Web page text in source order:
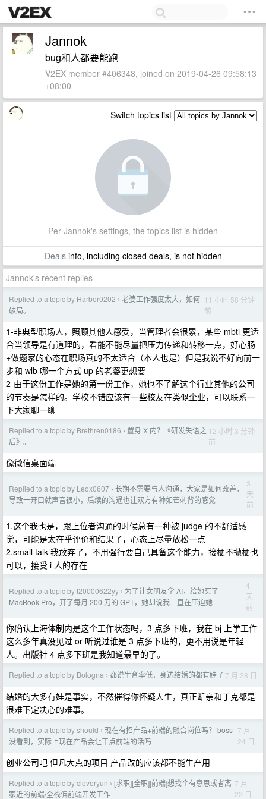
Jannok
bug和人都要能跑
V2EX member #406348, joined on 2019-04-26 09:58:13
+08:00
Switch topics list
Per Jannok's settings, the topics list is hidden
Dealsinfo, including closed deals, is not hidden
Jannok's recent replies
Replied to a topic by Harbor0202 › 老婆工作强度太大，如何
破局。
11 小时 58 分钟
前
1-非典型职场人，照顾其他人感受，当管理者会很累，某些 mbti 更适
合当领导是有道理的，看能不能尽量把压力传递和转移一点，好心肠
+做题家的心态在职场真的不太适合（本人也是）但是我说不好向前一
步和 wlb 哪一个方式 up 的老婆更想要
2-由于这份工作是她的第一份工作，她也不了解这个行业其他的公司
的节奏是怎样的。学校不错应该有一些校友在类似企业，可以联系一
下大家聊一聊
Replied to a topic by Brethren0186 › 置身 X 内？《研发失语之
后》。
12 小时 3 分钟
前
像微信桌面端
Replied to a topic by Leox0607 › 长期不需要与人沟通，大家是如何改善，
导致一开口就声音很小，后续的沟通也让双方有种如芒刺背的感觉
3
天
前
1.这个我也是，跟上位者沟通的时候总有一种被 judge 的不舒适感
觉，可能是太在乎评价和结果了，心态上尽量放松一点
2.small talk 我放弃了，不用强行要自己具备这个能力，接梗不抛梗也
可以，接受 i 人的存在
Replied to a topic by t20000622yy › 为了让女朋友学 AI，给她买了
MacBook Pro，开了每月 200 刀的 GPT，她却说我一直在压迫她
4
天
前
你确认上海体制内是这个工作状态吗，3 点多下班，我在 bj 上学工作
这么多年真没见过 or 听说过谁是 3 点多下班的，更不用说是年轻
人。出版社 4 点多下班是我知道最早的了。
Replied to a topic by Bologna › 都说生育率低，身边结婚的都有娃了 7 月 28 日
结婚的大多有娃是事实，不然催得你怀疑人生，真正断亲和丁克都是
很难下定决心的难事。
Replied to a topic by should › 现在有招产品+前端的融合岗位吗？ boss
没看到，实际上现在产品会让干点前端的活吗
7 月
24 日
创业公司吧 但凡大点的项目 产品改的应该都不能生产用
Replied to a topic by cleveryun › [求职][全职][前端]想找个有意思或者离
家近的前端/全栈偏前端开发工作
7 月
22 日